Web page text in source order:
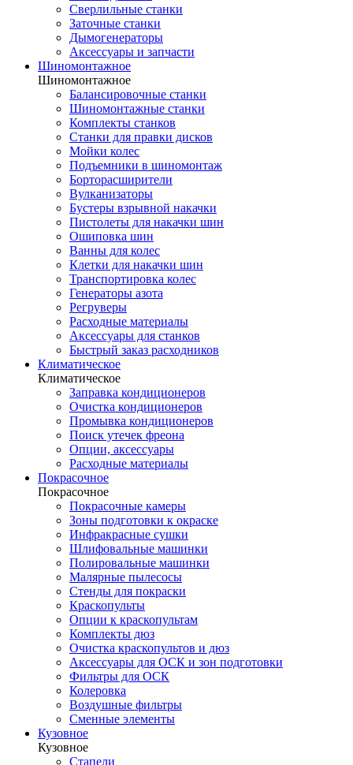
Сверлильные станки
Заточные станки
Дымогенераторы
Аксессуары и запчасти
Шиномонтажное
Шиномонтажное
Балансировочные станки
Шиномонтажные станки
Комплекты станков
Станки для правки дисков
Мойки колес
Подъемники в шиномонтаж
Борторасширители
Вулканизаторы
Бустеры взрывной накачки
Пистолеты для накачки шин
Ошиповка шин
Ванны для колес
Клетки для накачки шин
Транспортировка колес
Генераторы азота
Регруверы
Расходные материалы
Аксессуары для станков
Быстрый заказ расходников
Климатическое
Климатическое
Заправка кондиционеров
Очистка кондиционеров
Промывка кондиционеров
Поиск утечек фреона
Опции, аксессуары
Расходные материалы
Покрасочное
Покрасочное
Покрасочные камеры
Зоны подготовки к окраске
Инфракрасные сушки
Шлифовальные машинки
Полировальные машинки
Малярные пылесосы
Стенды для покраски
Краскопульты
Опции к краскопультам
Комплекты дюз
Очистка краскопультов и дюз
Аксессуары для ОСК и зон подготовки
Фильтры для ОСК
Колеровка
Воздушные фильтры
Сменные элементы
Кузовное
Кузовное
Стапели